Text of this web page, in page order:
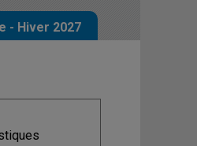
- Hiver 2027